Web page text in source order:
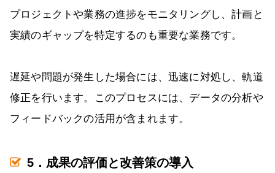
プロジェクトや業務の進捗をモニタリングし、計画と
実績のギャップを特定するのも重要な業務です。
遅延や問題が発生した場合には、迅速に対処し、軌道
修正を行います。このプロセスには、データの分析や
フィードバックの活用が含まれます。
5．成果の評価と改善策の導入